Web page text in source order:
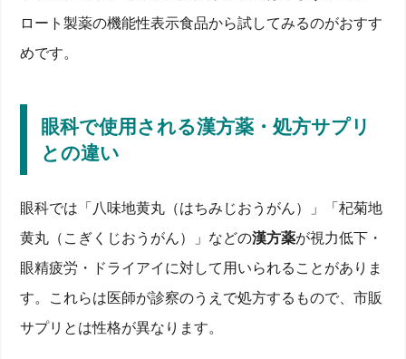
ロート製薬の機能性表示食品から試してみるのがおすす
めです。
眼科で使用される漢方薬・処方サプリ
との違い
眼科では「八味地黄丸（はちみじおうがん）」「杞菊地
黄丸（こぎくじおうがん）」などの漢方薬が視力低下・
眼精疲労・ドライアイに対して用いられることがありま
す。これらは医師が診察のうえで処方するもので、市販
サプリとは性格が異なります。